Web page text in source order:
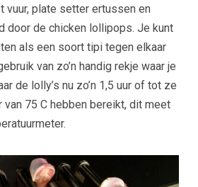
vuur, plate setter ertussen en
door de chicken lollipops. Je kunt
als een soort tipi tegen elkaar
van zo’n handig rekje waar je
de lolly’s nu zo’n 1,5 uur of tot ze
van 75 C hebben bereikt, dit meet